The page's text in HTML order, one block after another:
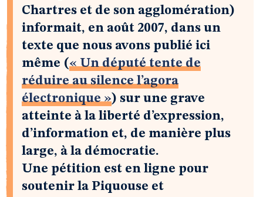
Chartres et de son agglomération)
informait, en août 2007, dans un
texte que nous avons publié ici
même (« Un député tente de
réduire au silence l’agora
électronique ») sur une grave
atteinte à la liberté d’expression,
d’information et, de manière plus
large, à la démocratie.
Une pétition est en ligne pour
soutenir la Piquouse et